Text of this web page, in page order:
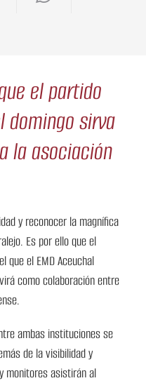
el partido
domingo sirva
la asociación
y reconocer la magnífica
Es por ello que el
que el EMD Aceuchal
como colaboración entre
ambas instituciones se
de la visibilidad y
monitores asistirán al